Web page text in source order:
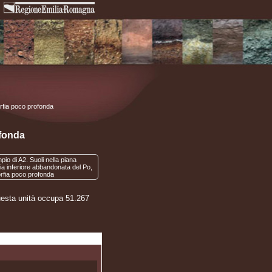
poco profonda
unità occupa 51.267